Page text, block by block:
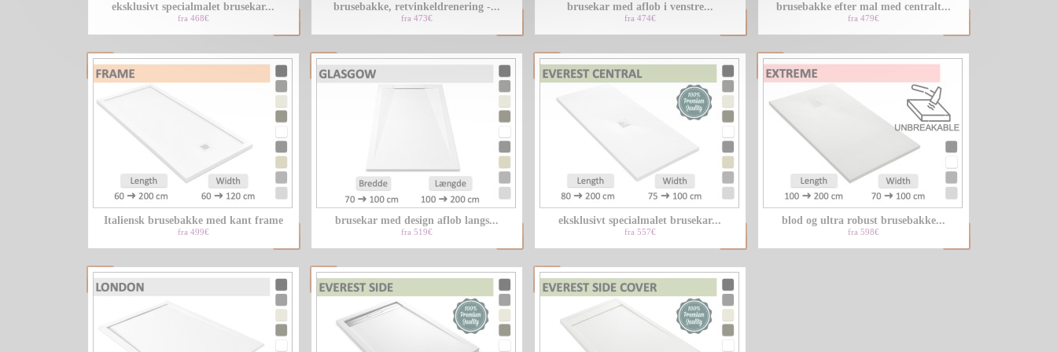
eksklusivt specialmalet brusekar...
fra 468€
brusebakke, retvinkeldrenering -...
fra 473€
brusekar med aflob i venstre...
fra 474€
brusebakke efter mal med centralt...
fra 479€
Italiensk brusebakke med kant frame
fra 499€
brusekar med design aflob langs...
fra 519€
eksklusivt specialmalet brusekar...
fra 557€
blod og ultra robust brusebakke...
fra 598€